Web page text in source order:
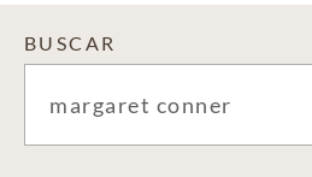
BUSCAR